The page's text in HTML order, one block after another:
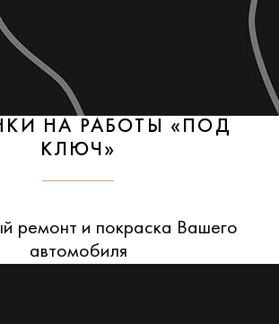
НА РАБОТЫ «ПОД
КЛЮЧ»
ремонт и покраска Вашего
автомобиля